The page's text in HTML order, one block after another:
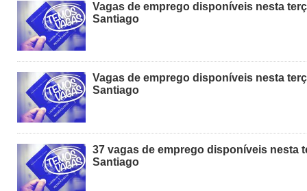
Vagas de emprego disponíveis nesta
Santiago
Vagas de emprego disponíveis nesta
Santiago
37 vagas de emprego disponíveis nesta
Santiago